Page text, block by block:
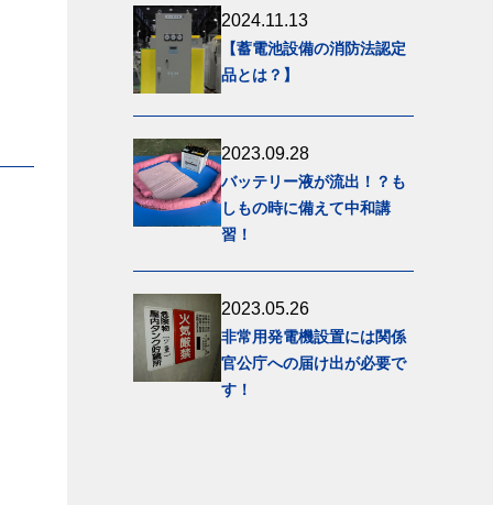
2024.11.13
【蓄電池設備の消防法認定
品とは？】
2023.09.28
バッテリー液が流出！？も
しもの時に備えて中和講
習！
2023.05.26
非常用発電機設置には関係
官公庁への届け出が必要で
す！